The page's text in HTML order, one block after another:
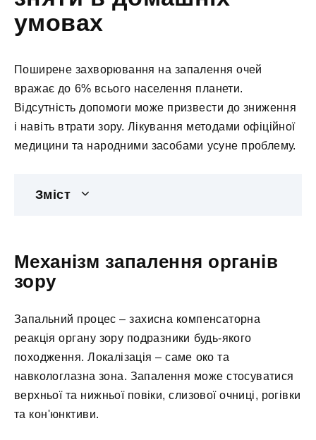
умовах
Поширене захворювання на запалення очей
вражає до 6% всього населення планети.
Відсутність допомоги може призвести до зниження
і навіть втрати зору. Лікування методами офіційної
медицини та народними засобами усуне проблему.
Зміст
Механізм запалення органів
зору
Запальний процес – захисна компенсаторна
реакція органу зору подразники будь-якого
походження. Локалізація – саме око та
навкологлазна зона. Запалення може стосуватися
верхньої та нижньої повіки, слизової очниці, рогівки
та кон'юнктиви.